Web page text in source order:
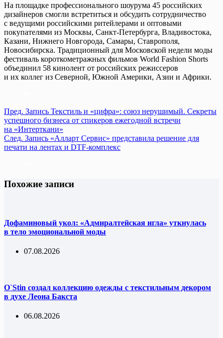
На площадке профессионального шоурума 45 российских
дизайнеров смогли встретиться и обсудить сотрудничество
с ведущими российскими ритейлерами и оптовыми
покупателями из Москвы, Санкт-Петербурга, Владивостока,
Казани, Нижнего Новгорода, Самары, Ставрополя,
Новосибирска. Традиционный для Московской недели моды
фестиваль короткометражных фильмов World Fashion Shorts
объединил 58 кинолент от российских режиссеров
и их коллег из Северной, Южной Америки, Азии и Африки.
Пред. Запись Текстиль и «цифра»: союз нерушимый. Секреты
успешного бизнеса от спикеров ежегодной встречи
на «Интерткани»
След. Запись «Алларт Сервис» представила решение для
печати на лентах и DTF-комплекс
Похожие записи
Дофаминовый укол: «Адмиралтейская игла» уткнулась
в тело эмоциональной моды
07.08.2026
O`Stin создал коллекцию одежды с текстильным декором
в духе Леона Бакста
06.08.2026